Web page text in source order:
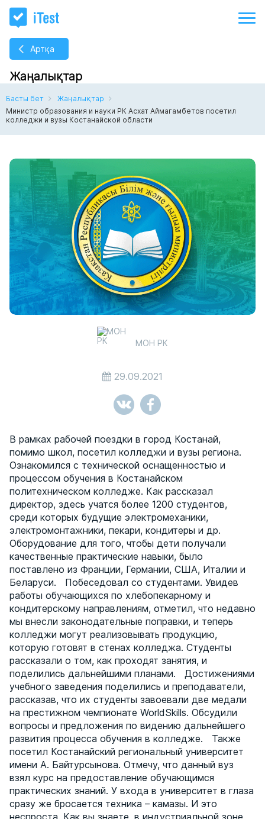
Артқа
Жаңалықтар
Басты бет
Жаңалықтар
Министр образования и науки РК Асхат Аймагамбетов посетил
колледжи и вузы Костанайской области
МОН РК
29.09.2021
В рамках рабочей поездки в город Костанай,
помимо школ, посетил колледжи и вузы региона.
Ознакомился с технической оснащенностью и
процессом обучения в Костанайском
политехническом колледже. Как рассказал
директор, здесь учатся более 1200 студентов,
среди которых будущие электромеханики,
электромонтажники, пекари, кондитеры и др.
Оборудование для того, чтобы дети получали
качественные практические навыки, было
поставлено из Франции, Германии, США, Италии и
Беларуси. Побеседовал со студентами. Увидев
работы обучающихся по хлебопекарному и
кондитерскому направлениям, отметил, что недавно
мы внесли законодательные поправки, и теперь
колледжи могут реализовывать продукцию,
которую готовят в стенах колледжа. Студенты
рассказали о том, как проходят занятия, и
поделились дальнейшими планами. Достижениями
учебного заведения поделились и преподаватели,
рассказав, что их студенты завоевали две медали
на престижном чемпионате WorldSkills. Обсудили
вопросы и предложения по видению дальнейшего
развития процесса обучения в колледже. Также
посетил Костанайский региональный университет
имени А. Байтурсынова. Отмечу, что данный вуз
взял курс на предоставление обучающимся
практических знаний. У входа в университет в глаза
сразу же бросается техника – камазы. И это